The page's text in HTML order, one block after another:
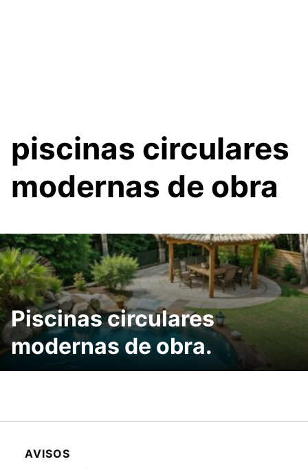
piscinas circulares
modernas de obra
Piscinas circulares
modernas de obra.
AVISOS